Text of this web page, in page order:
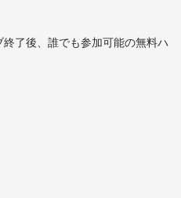
了後、誰でも参加可能の無料ハ